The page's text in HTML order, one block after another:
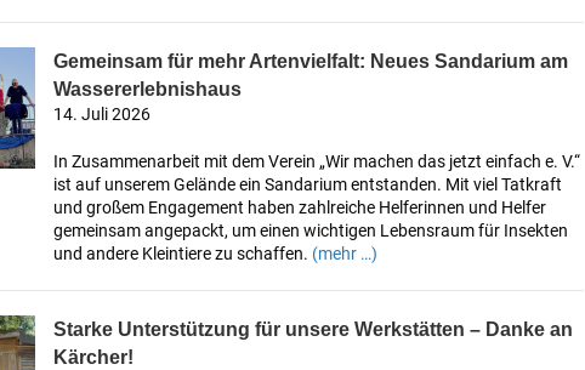
Gemeinsam für mehr Artenvielfalt: Neues Sandarium am
Wassererlebnishaus
14. Juli 2026
In Zusammenarbeit mit dem Verein „Wir machen das jetzt einfach e. V.“
ist auf unserem Gelände ein Sandarium entstanden. Mit viel Tatkraft
und großem Engagement haben zahlreiche Helferinnen und Helfer
gemeinsam angepackt, um einen wichtigen Lebensraum für Insekten
und andere Kleintiere zu schaffen. (mehr …)
Starke Unterstützung für unsere Werkstätten – Danke an
Kärcher!